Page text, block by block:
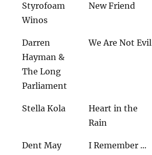
Styrofoam
Winos
New Friend
Darren
Hayman &
The Long
Parliament
We Are Not Evil
Stella Kola
Heart in the
Rain
Dent May I Remember ...